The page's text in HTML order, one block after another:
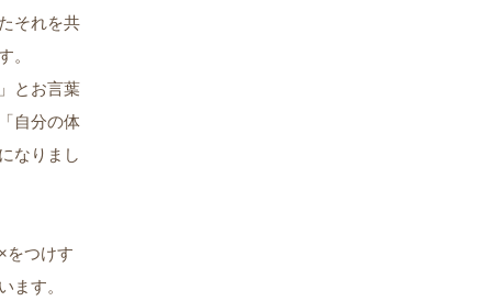
それを共
。
とお言葉
自分の体
なりまし
をつけす
ます。